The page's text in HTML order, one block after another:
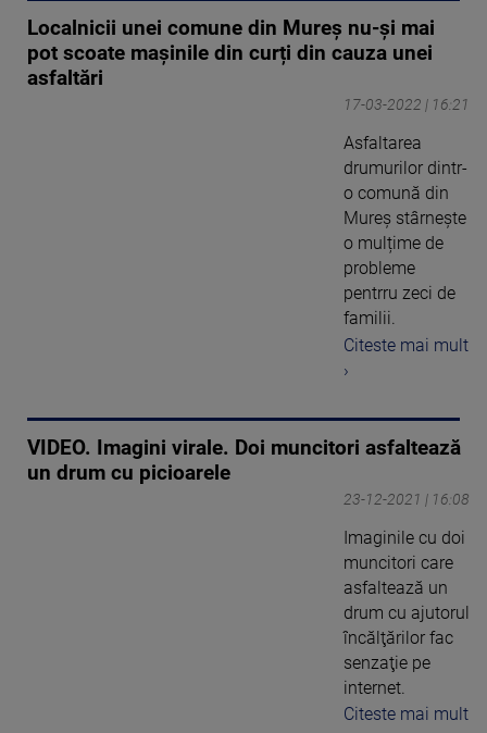
Localnicii unei comune din Mureș nu-și mai
pot scoate mașinile din curți din cauza unei
asfaltări
17-03-2022 | 16:21
Asfaltarea
drumurilor dintr-
o comună din
Mureș stârnește
o mulțime de
probleme
pentrru zeci de
familii.
Citeste mai mult
›
VIDEO. Imagini virale. Doi muncitori asfaltează
un drum cu picioarele
23-12-2021 | 16:08
Imaginile cu doi
muncitori care
asfaltează un
drum cu ajutorul
încălţărilor fac
senzaţie pe
internet.
Citeste mai mult